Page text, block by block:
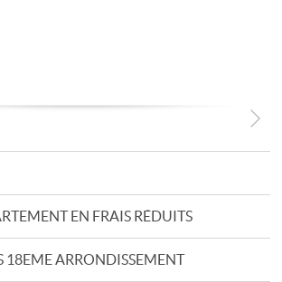
EN FRAIS RÉDUITS
18EME ARRONDISSEMENT